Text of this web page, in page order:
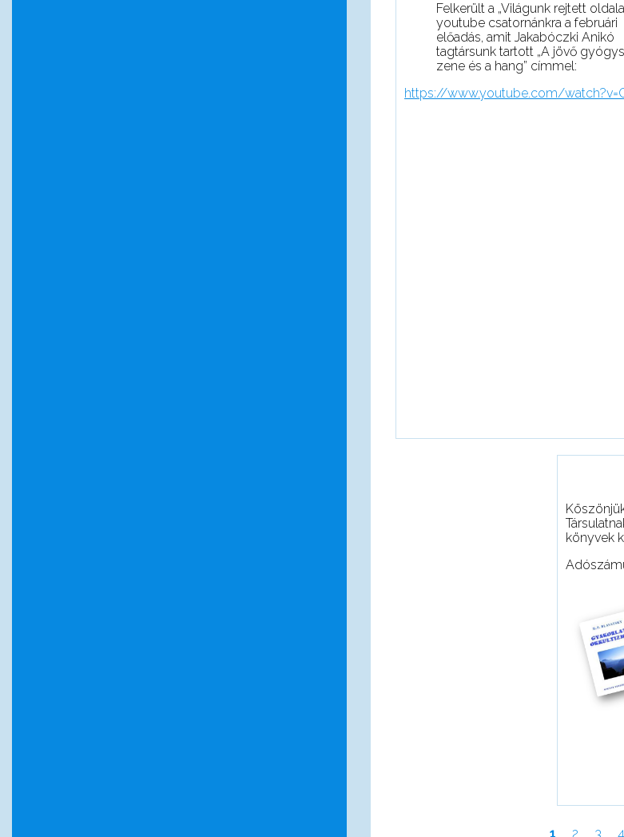
Felkerült a „Világunk rejtett
youtube csatornánkra a februári
előadás, amit Jakabóczki Anikó
tagtársunk tartott „A jövő
zene és a hang” címmel:
https://www.youtube.com/
könyvek
Jelenlegi
1 Page
2 Page
3 4